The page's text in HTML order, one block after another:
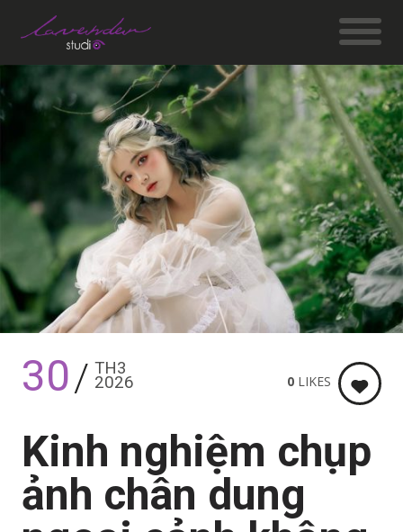
30 TH3
2026
Kinh nghiệm chụp
ảnh chân dung
0 LIKES